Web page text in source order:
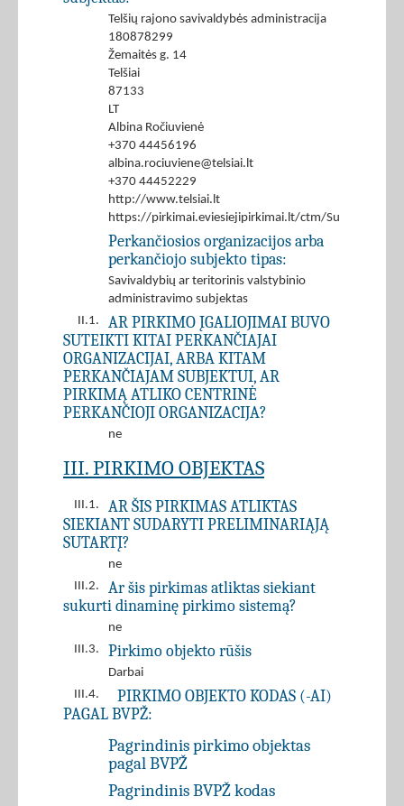
Telšių rajono savivaldybės administracija
180878299
Žemaitės g. 14
Telšiai
87133
LT
Albina Ročiuvienė
+370 44456196
albina.rociuviene@telsiai.lt
+370 44452229
http://www.telsiai.lt
https://pirkimai.eviesiejipirkimai.lt/ctm/Supplier/
Perkančiosios organizacijos arba
perkančiojo subjekto tipas:
Savivaldybių ar teritorinis valstybinio
administravimo subjektas
II.1.
AR PIRKIMO ĮGALIOJIMAI BUVO
SUTEIKTI KITAI PERKANČIAJAI
ORGANIZACIJAI, ARBA KITAM
PERKANČIAJAM SUBJEKTUI, AR
PIRKIMĄ ATLIKO CENTRINĖ
PERKANČIOJI ORGANIZACIJA?
ne
III. PIRKIMO OBJEKTAS
III.1.
AR ŠIS PIRKIMAS ATLIKTAS
SIEKIANT SUDARYTI PRELIMINARIĄJĄ
SUTARTĮ?
ne
III.2.
Ar šis pirkimas atliktas siekiant
sukurti dinaminę pirkimo sistemą?
ne
III.3.
Pirkimo objekto rūšis
Darbai
III.4.
PIRKIMO OBJEKTO KODAS (-AI)
PAGAL BVPŽ:
Pagrindinis pirkimo objektas
pagal BVPŽ
Pagrindinis BVPŽ kodas